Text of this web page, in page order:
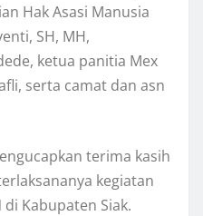
Hak Asasi Manusia
SH, MH,
ketua panitia Mex
serta camat dan asn
terima kasih
kegiatan
Kabupaten Siak.